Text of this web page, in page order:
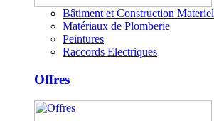
Bâtiment et Construction Materiel
Matériaux de Plomberie
Peintures
Raccords Electriques
Offres